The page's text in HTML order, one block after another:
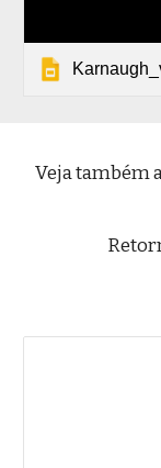
Veja também